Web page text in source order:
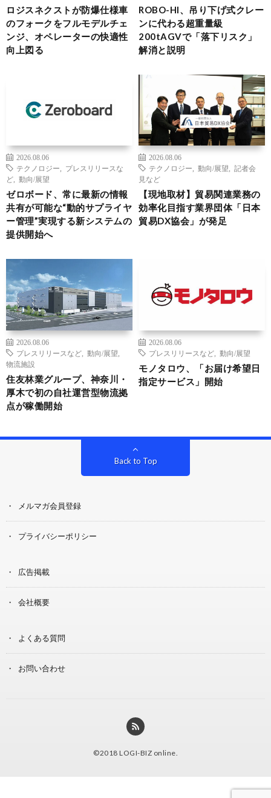
ロジスネクストが防爆仕様車
のフォークをフルモデルチェ
ンジ、オペレーターの快適性
向上図る
ROBO-HI、吊り下げ式クレー
ンに代わる超重量級
200tAGVで「落下リスク」
解消と説明
2026.08.06
テクノロジー
プレスリリースな
ど
動向/展望
ゼロボード、常に最新の情報
共有が可能な“動的サプライヤ
ー管理”実現する新システムの
提供開始へ
2026.08.06
テクノロジー
動向/展望
記者会
見など
【現地取材】貿易関連業務の
効率化目指す業界団体「日本
貿易DX協会」が発足
2026.08.06
プレスリリースなど
動向/展望
物流施設
住友林業グループ、神奈川・
厚木で初の自社運営型物流拠
点が稼働開始
2026.08.06
プレスリリースなど
動向/展望
モノタロウ、「お届け希望日
指定サービス」開始
Back to Top
メルマガ会員登録
プライバシーポリシー
広告掲載
会社概要
よくある質問
お問い合わせ
©2018 LOGI-BIZ online